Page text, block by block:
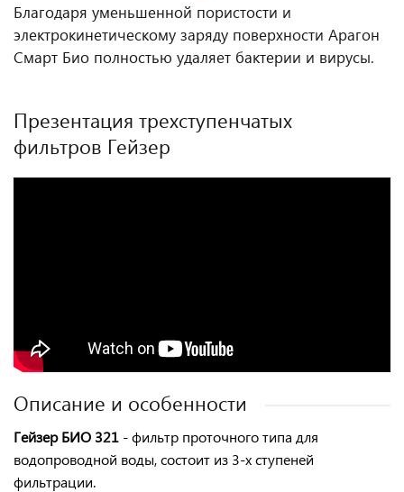
Благодаря уменьшенной пористости и
электрокинетическому заряду поверхности Арагон
Смарт Био полностью удаляет бактерии и вирусы.
Презентация трехступенчатых
фильтров Гейзер
Описание и особенности
Гейзер БИО 321 - фильтр проточного типа для
водопроводной воды, состоит из 3-х ступеней
фильтрации.